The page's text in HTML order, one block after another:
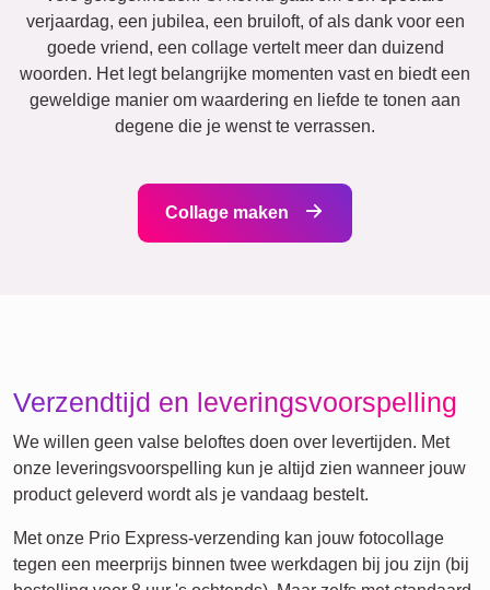
Vrienden School
Honden